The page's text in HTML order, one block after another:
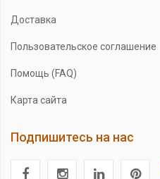
Доставка
Пользовательское соглашение
Помощь (FAQ)
Карта сайта
Подпишитесь на нас